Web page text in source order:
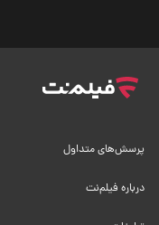
پرسش‌های متداول
درباره فیلم‌نت